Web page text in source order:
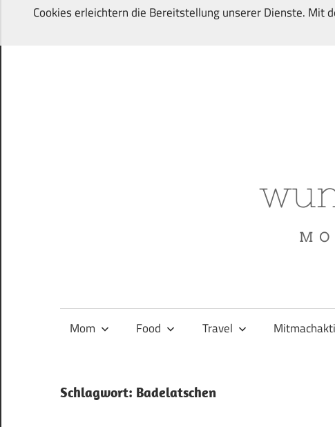
Zum
ihren
Familien-,
Mom Food Travel
Schlagwort: Badelatschen
Cookies erleichtern die Bereitstellung unserer Dienste. Mit